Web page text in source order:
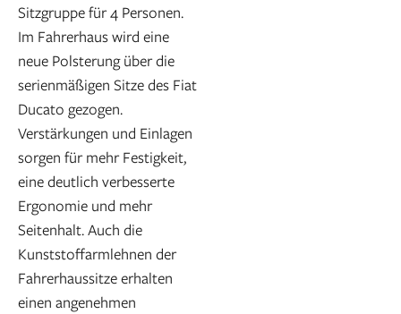
Sitzgruppe für 4 Personen.
Im Fahrerhaus wird eine
neue Polsterung über die
serienmäßigen Sitze des Fiat
Ducato gezogen.
Verstärkungen und Einlagen
sorgen für mehr Festigkeit,
eine deutlich verbesserte
Ergonomie und mehr
Seitenhalt. Auch die
Kunststoffarmlehnen der
Fahrerhaussitze erhalten
einen angenehmen